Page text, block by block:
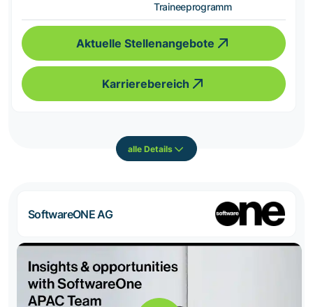
Traineeprogramm
Aktuelle Stellenangebote
Karrierebereich
alle Details
SoftwareONE AG